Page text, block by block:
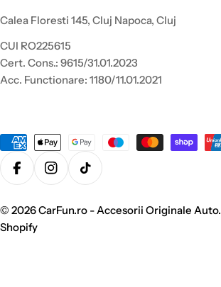
Calea Floresti 145, Cluj Napoca, Cluj
CUI RO225615
Cert. Cons.: 9615/31.01.2023
Acc. Functionare: 1180/11.01.2021
Metode
de
plataFacebookInstagram
TikTok
© 2026CarFun.ro - Accesorii Originale Auto.
Shopify